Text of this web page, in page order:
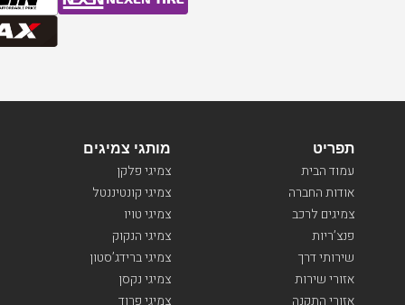
מותגי צמיגים
צמיגי פלקן
צמיגי קונטיננטל
צמיגי טויו
צמיגי הנקוק
צמיגי ברידג’סטון
צמיגי נקסן
צמיגי פרוד
תפריט
עמוד הבית
אודות החברה
צמיגים לרכב
פנצ’ריות
שירותי דרך
אזורי שירות
אזורי התקנה